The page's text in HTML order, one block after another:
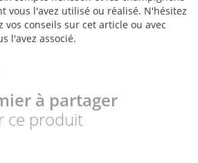
vous l'avez utilisé ou réalisé. N'hésitez
vos conseils sur cet article ou avec
l'avez associé.
à partager
ce produit